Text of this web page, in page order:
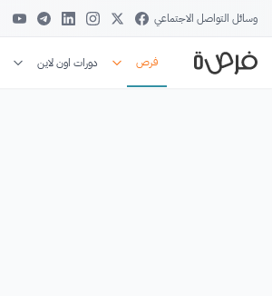
وسائل التواصل الاجتماعي
فرص دورات اون لاين